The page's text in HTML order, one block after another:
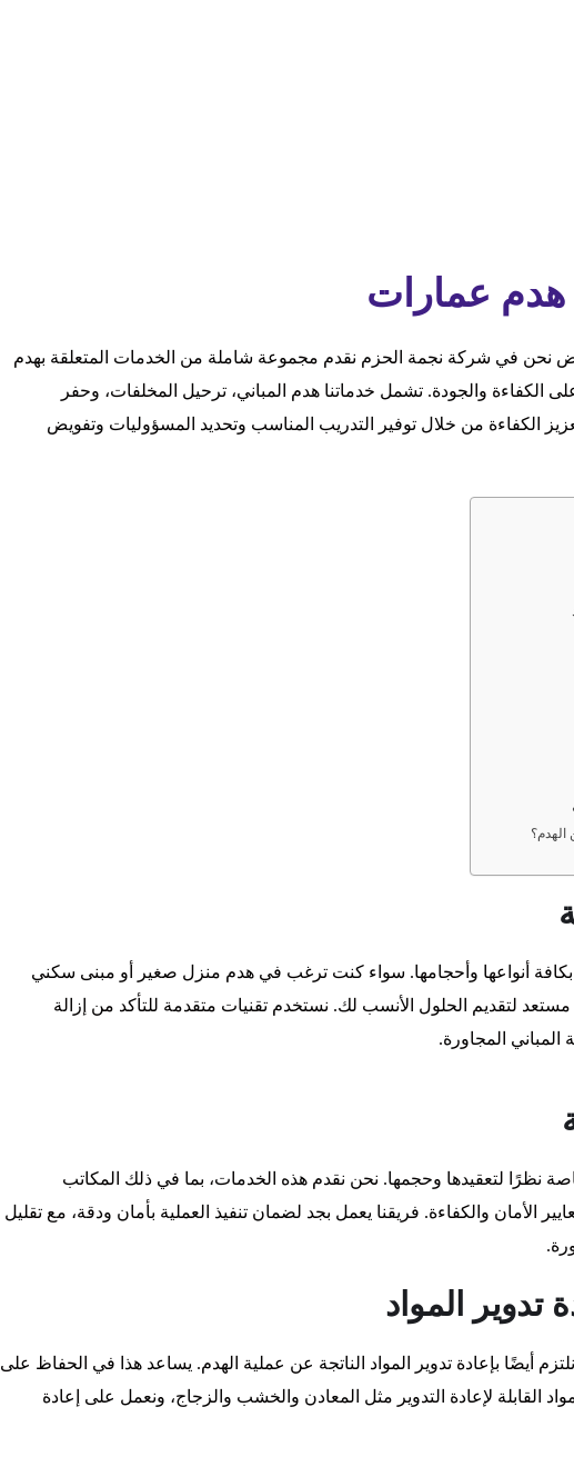
عمارات
نحن في شركة نجمة الحزم نقدم مجموعة شاملة من الخدمات المتعلقة بهدم
الكفاءة والجودة. تشمل خدماتنا هدم المباني، ترحيل المخلفات، وحفر
الكفاءة من خلال توفير التدريب المناسب وتحديد المسؤوليات وتفويض
الهدم؟
بكافة أنواعها وأحجامها. سواء كنت ترغب في هدم منزل صغير أو مبنى سكني
لتقديم الحلول الأنسب لك. نستخدم تقنيات متقدمة للتأكد من إزالة
المجاورة.
نظرًا لتعقيدها وحجمها. نحن نقدم هذه الخدمات، بما في ذلك المكاتب
الأمان والكفاءة. فريقنا يعمل بجد لضمان تنفيذ العملية بأمان ودقة، مع تقليل
تدوير المواد
أيضًا بإعادة تدوير المواد الناتجة عن عملية الهدم. يساعد هذا في الحفاظ على
القابلة لإعادة التدوير مثل المعادن والخشب والزجاج، ونعمل على إعادة